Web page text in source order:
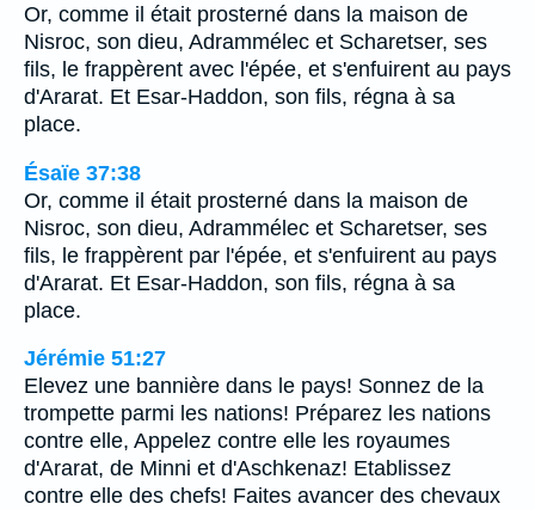
Or, comme il était prosterné dans la maison de
Nisroc, son dieu, Adrammélec et Scharetser, ses
fils, le frappèrent avec l'épée, et s'enfuirent au pays
d'Ararat. Et Esar-Haddon, son fils, régna à sa
place.
Ésaïe 37:38
Or, comme il était prosterné dans la maison de
Nisroc, son dieu, Adrammélec et Scharetser, ses
fils, le frappèrent par l'épée, et s'enfuirent au pays
d'Ararat. Et Esar-Haddon, son fils, régna à sa
place.
Jérémie 51:27
Elevez une bannière dans le pays! Sonnez de la
trompette parmi les nations! Préparez les nations
contre elle, Appelez contre elle les royaumes
d'Ararat, de Minni et d'Aschkenaz! Etablissez
contre elle des chefs! Faites avancer des chevaux